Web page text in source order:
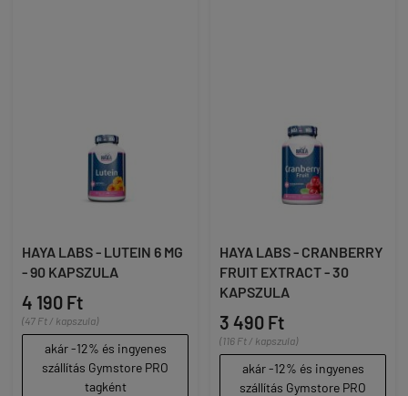
HAYA LABS - LUTEIN 6 MG
- 90 KAPSZULA
4 190 Ft
(47 Ft / kapszula)
akár -12% és ingyenes
szállítás Gymstore PRO
tagként
HAYA LABS - CRANBERRY
FRUIT EXTRACT - 30
KAPSZULA
3 490 Ft
(116 Ft / kapszula)
akár -12% és ingyenes
szállítás Gymstore PRO